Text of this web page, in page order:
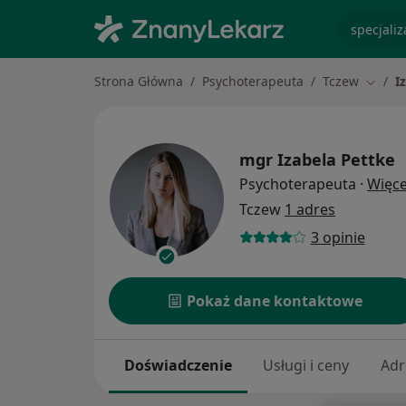
Strona Główna Psychoterapeuta Tczew
mgr Izabela Pettke
Psychoterapeuta ·
Tczew 1 adres
3 opinie
Pokaż dane kontaktowe
Doświadczenie Usługi i ceny